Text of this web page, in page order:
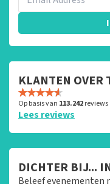
KLANTEN OVER
Op basis van 113.242reviews
Lees reviews
DICHTER BIJ...
Beleef evenementen